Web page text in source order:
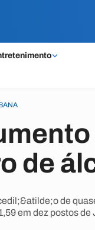
de
de
em dez postos